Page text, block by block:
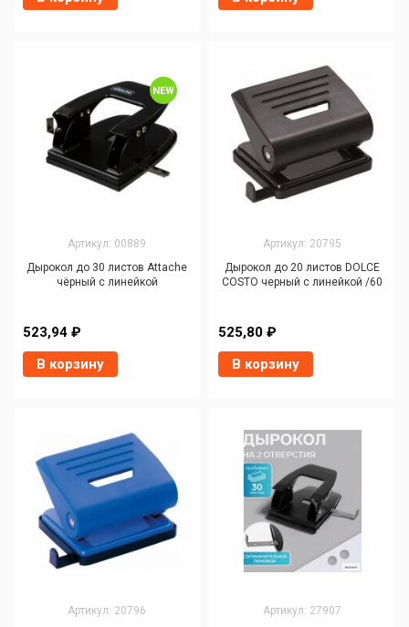
NEW
Артикул: 00889
Дырокол до 30 листов Attache
чёрный с линейкой
523,94 ₽
В корзину
Артикул: 20795
Дырокол до 20 листов DOLCE
COSTO черный с линейкой /60
525,80 ₽
В корзину
Артикул: 20796
Артикул: 27907